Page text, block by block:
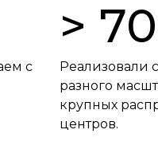
с
>
Реализовали
разного
крупных
центров.